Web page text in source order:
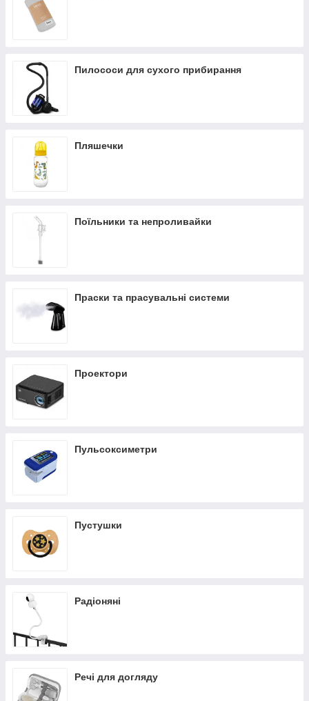
Пилососи для сухого прибирання
Пляшечки
Поїльники та непроливайки
Праски та прасувальні системи
Проектори
Пульсоксиметри
Пустушки
Радіоняні
Речі для догляду